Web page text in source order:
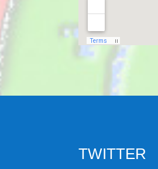
TWITTER